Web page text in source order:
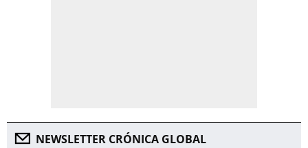
NEWSLETTER CRÓNICA GLOBAL